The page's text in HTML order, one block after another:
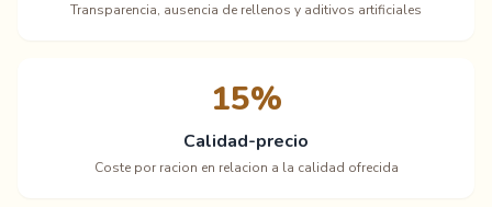
Transparencia, ausencia de rellenos y aditivos artificiales
15%
Calidad-precio
Coste por racion en relacion a la calidad ofrecida